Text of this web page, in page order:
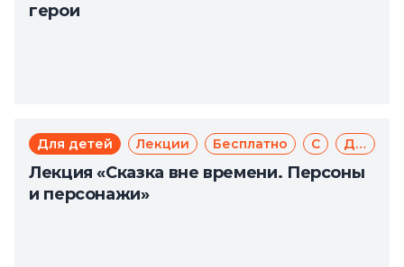
герои
Для детей Лекции Бесплатно Сказка Доступная среда
Лекция «Сказка вне времени. Персоны
и персонажи»